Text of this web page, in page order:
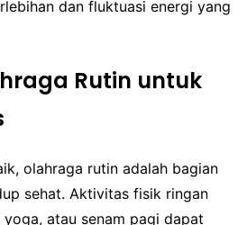
dan fluktuasi energi yang
Rutin untuk
olahraga rutin adalah bagian
sehat. Aktivitas fisik ringan
atau senam pagi dapat